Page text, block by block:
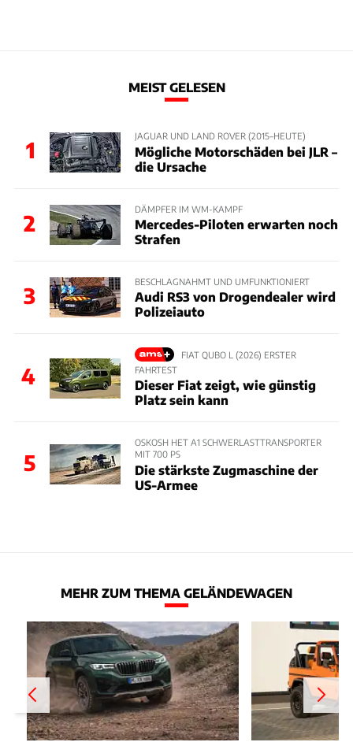
MEIST GELESEN
1
JAGUAR UND LAND ROVER (2015–HEUTE)
Mögliche Motorschäden bei JLR –
die Ursache
2
DÄMPFER IM WM-KAMPF
Mercedes-Piloten erwarten noch
Strafen
3
BESCHLAGNAHMT UND UMFUNKTIONIERT
Audi RS3 von Drogendealer wird
Polizeiauto
4
FIAT QUBO L (2026) ERSTER
FAHRTEST
Dieser Fiat zeigt, wie günstig
Platz sein kann
5
OSKOSH HET A1 SCHWERLASTTRANSPORTER
MIT 700 PS
Die stärkste Zugmaschine der
US-Armee
MEHR ZUM THEMA GELÄNDEWAGEN